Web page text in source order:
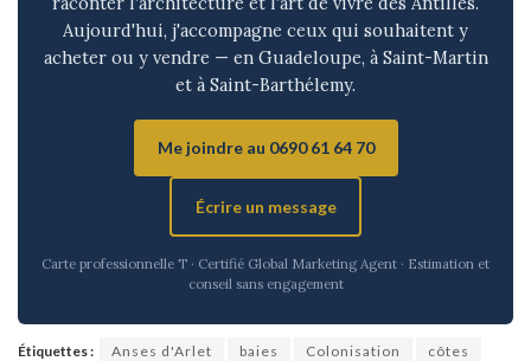
Aujourd'hui, j'accompagne ceux qui souhaitent y
acheter ou y vendre — en Guadeloupe, à Saint-Martin
et à Saint-Barthélemy.
Me joindre au 0690 61 64 70
Écrire un message
Carte professionnelle T · Certifié Global Marketing Agent · Estimation et
conseil sans engagement
Étiquettes : Anses d'Arlet baies Colonisation
côtes